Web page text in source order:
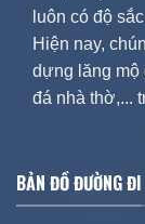
luôn có độ
Hiện nay,
dựng lăng mộ
đá nhà thờ,...
BẢN ĐỒ ĐƯỜNG ĐI